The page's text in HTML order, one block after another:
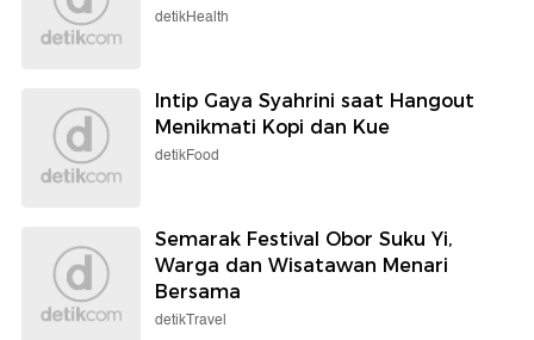
detikHealth
Intip Gaya Syahrini saat Hangout
Menikmati Kopi dan Kue
detikFood
Semarak Festival Obor Suku Yi,
Warga dan Wisatawan Menari
Bersama
detikTravel